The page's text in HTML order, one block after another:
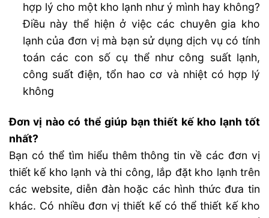
hợp lý cho một kho lạnh như ý mình hay không?
Điều này thể hiện ở việc các chuyên gia kho
lạnh của đơn vị mà bạn sử dụng dịch vụ có tính
toán các con số cụ thể như công suất lạnh,
công suất điện, tổn hao cơ và nhiệt có hợp lý
không
Đơn vị nào có thể giúp bạn thiết kế kho lạnh tốt
nhất?
Bạn có thể tìm hiểu thêm thông tin về các đơn vị
thiết kế kho lạnh và thi công, lắp đặt kho lạnh trên
các website, diễn đàn hoặc các hình thức đưa tin
khác. Có nhiều đơn vị thiết kế có thể thiết kế kho